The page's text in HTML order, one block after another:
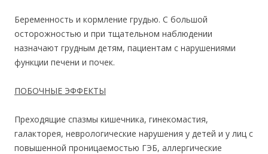
Беременность и кормление грудью. С большой
осторожностью и при тщательном наблюдении
назначают грудным детям, пациентам с нарушениями
функции печени и почек.
ПОБОЧНЫЕ ЭФФЕКТЫ
Преходящие спазмы кишечника, гинекомастия,
галакторея, неврологические нарушения у детей и у лиц с
повышенной проницаемостью ГЭБ, аллергические